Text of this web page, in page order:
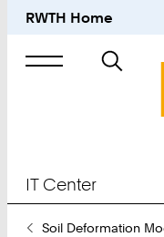
RWTH Home
Suche
nach
IT Center
SieSoil Deformation